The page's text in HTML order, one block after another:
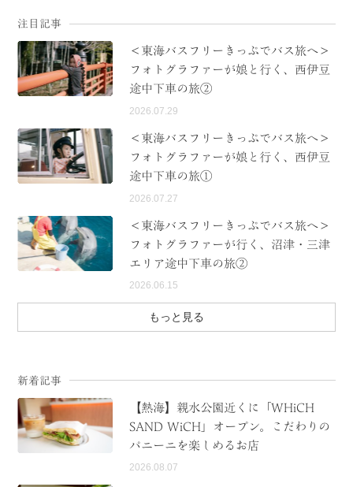
注目記事
＜東海バスフリーきっぷでバス旅へ＞
フォトグラファーが娘と行く、西伊豆
途中下車の旅②
2026.07.29
＜東海バスフリーきっぷでバス旅へ＞
フォトグラファーが娘と行く、西伊豆
途中下車の旅①
2026.07.27
＜東海バスフリーきっぷでバス旅へ＞
フォトグラファーが行く、沼津・三津
エリア途中下車の旅②
2026.06.15
もっと見る
新着記事
【熱海】親水公園近くに「WHiCH
SAND WiCH」オープン。こだわりの
パニーニを楽しめるお店
2026.08.07